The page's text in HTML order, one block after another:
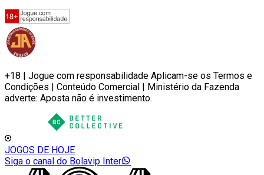
+18 | Jogue com responsabilidade Aplicam-se os Termos e
Condições | Conteúdo Comercial | Ministério da Fazenda
adverte: Aposta não é investimento.
JOGOS DE HOJE
Siga o canal do Bolavip Inter